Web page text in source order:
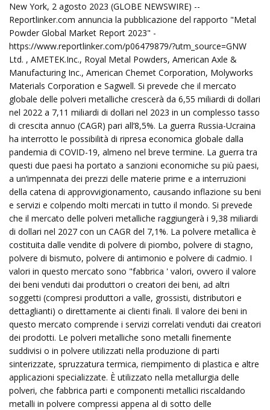
New York, 2 agosto 2023 (GLOBE NEWSWIRE) --
Reportlinker.com annuncia la pubblicazione del rapporto "Metal
Powder Global Market Report 2023" -
https://www.reportlinker.com/p06479879/?utm_source=GNW
Ltd. , AMETEK.Inc., Royal Metal Powders, American Axle &
Manufacturing Inc., American Chemet Corporation, Molyworks
Materials Corporation e Sagwell. Si prevede che il mercato
globale delle polveri metalliche crescerà da 6,55 miliardi di dollari
nel 2022 a 7,11 miliardi di dollari nel 2023 in un complesso tasso
di crescita annuo (CAGR) pari all’8,5%. La guerra Russia-Ucraina
ha interrotto le possibilità di ripresa economica globale dalla
pandemia di COVID-19, almeno nel breve termine. La guerra tra
questi due paesi ha portato a sanzioni economiche su più paesi,
a un’impennata dei prezzi delle materie prime e a interruzioni
della catena di approvvigionamento, causando inflazione su beni
e servizi e colpendo molti mercati in tutto il mondo. Si prevede
che il mercato delle polveri metalliche raggiungerà i 9,38 miliardi
di dollari nel 2027 con un CAGR del 7,1%. La polvere metallica è
costituita dalle vendite di polvere di piombo, polvere di stagno,
polvere di bismuto, polvere di antimonio e polvere di cadmio. I
valori in questo mercato sono "fabbrica ' valori, ovvero il valore
dei beni venduti dai produttori o creatori dei beni, ad altri
soggetti (compresi produttori a valle, grossisti, distributori e
dettaglianti) o direttamente ai clienti finali. Il valore dei beni in
questo mercato comprende i servizi correlati venduti dai creatori
dei prodotti. Le polveri metalliche sono metalli finemente
suddivisi o in polvere utilizzati nella produzione di parti
sinterizzate, spruzzatura termica, riempimento di plastica e altre
applicazioni specializzate. È utilizzato nella metallurgia delle
polveri, che fabbrica parti e componenti metallici riscaldando
metalli in polvere compressi appena al di sotto delle